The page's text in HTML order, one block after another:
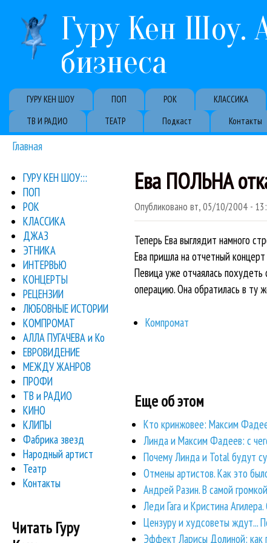
Гуру Кен Шоу.
бизнеса
Primary links
ГУРУ КЕН ШОУ ПОП РОК КЛАССИКА
ТВ И РАДИО
ТЕАТР Подкаст Контакты
Вы здесь
Главная
Ева ПОЛЬНА
Опубликовано вт, 05/10/2004 -
Теперь Ева выглядит намного
Ева пришла на отчетный
Певица уже отчаялась
операцию. Она обратилась в ту
Компромат
Еще об этом
Кто кринжовее: Максим
Линда и Максим Фадеев: с
Почему Линда и Total будут
Отмены артистов. Как это
Андрей Разин. В самой
Леди Гага и Кристина
Цензуру и худсоветы ждут...
Эффект Ларисы Долиной: как
ГУРУ КЕН ШОУ:::
ПОП
РОК
КЛАССИКА
ДЖАЗ
ЭТНИКА
ИНТЕРВЬЮ
КОНЦЕРТЫ
РЕЦЕНЗИИ
ЛЮБОВНЫЕ ИСТОРИИ
КОМПРОМАТ
АЛЛА ПУГАЧЕВА и Ко
ЕВРОВИДЕНИЕ
МЕЖДУ ЖАНРОВ
ПРОФИ
ТВ и РАДИО
КИНО
КЛИПЫ
Фабрика звезд
Народный артист
Театр
Контакты
Читать Гуру